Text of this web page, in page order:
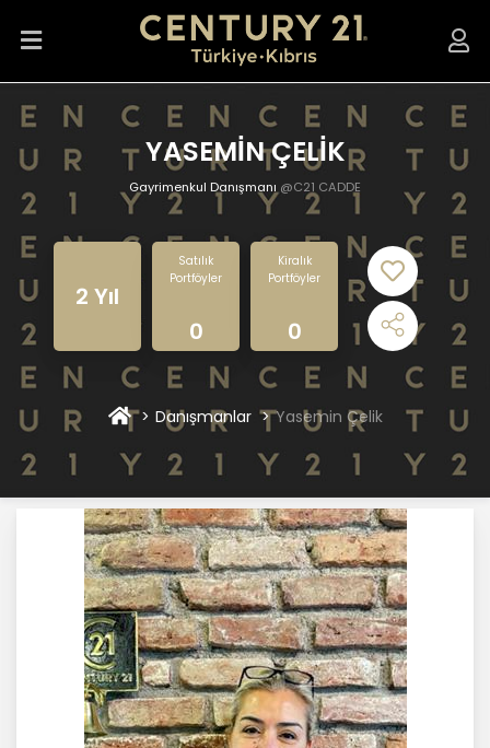
YASEMİN ÇELİK
Gayrimenkul Danışmanı @C21 CADDE
2 Yıl
Satılık
Portföyler
0
Kiralık
Portföyler
0
Danışmanlar Yasemin Çelik